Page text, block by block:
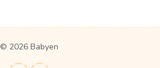
© 2026 Babyen